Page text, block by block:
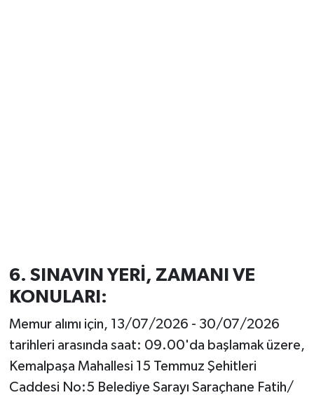
6. SINAVIN YERİ, ZAMANI VE
KONULARI:
Memur alımı için, 13/07/2026 - 30/07/2026
tarihleri arasında saat: 09.00'da başlamak üzere,
Kemalpaşa Mahallesi 15 Temmuz Şehitleri
Caddesi No:5 Belediye Sarayı Saraçhane Fatih/